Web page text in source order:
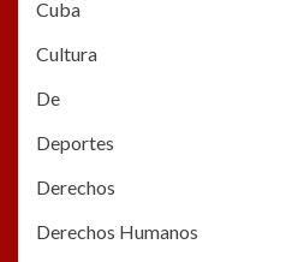
Cuba
Cultura
De
Deportes
Derechos
Derechos Humanos